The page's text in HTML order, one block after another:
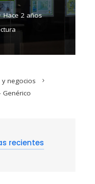
Hace 2 años
negocios
Genérico
recientes